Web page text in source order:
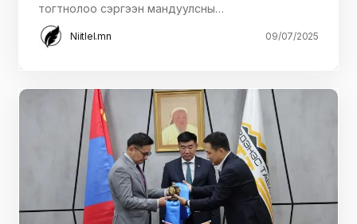
тогтнолоо сэргээн мандуулсны…
Niitlel.mn 09/07/2025